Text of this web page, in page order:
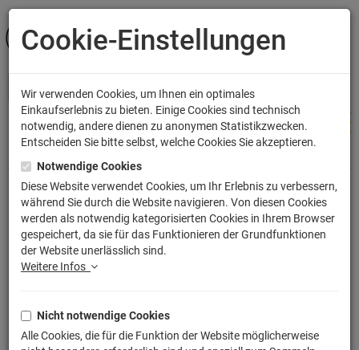
ANMELDEN
Shadow Dalek T-Shirt
Artikelnummer: TLM2170G
Cookie-Einstellungen
Wir verwenden Cookies, um Ihnen ein optimales
Einkaufserlebnis zu bieten. Einige Cookies sind technisch
notwendig, andere dienen zu anonymen Statistikzwecken.
Entscheiden Sie bitte selbst, welche Cookies Sie akzeptieren.
Notwendige Cookies
Diese Website verwendet Cookies, um Ihr Erlebnis zu verbessern,
während Sie durch die Website navigieren. Von diesen Cookies
werden als notwendig kategorisierten Cookies in Ihrem Browser
gespeichert, da sie für das Funktionieren der Grundfunktionen
der Website unerlässlich sind.
Weitere Infos
Nicht notwendige Cookies
Alle Cookies, die für die Funktion der Website möglicherweise